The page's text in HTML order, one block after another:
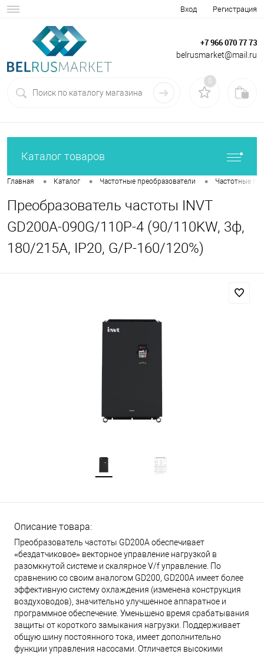
Вход Регистрация
+7 966 070 77 73
belrusmarket@mail.ru
0
Каталог товаров
Главная • Каталог • Частотные преобразователи • Частотные
Преобразователь частоты INVT
GD200A-090G/110P-4 (90/110KW, 3ф,
180/215A, IP20, G/P-160/120%)
Описание товара:
Преобразователь частоты GD200А обеспечивает
«бездатчиковое» векторное управление нагрузкой в
разомкнутой системе и скалярное V/f управление. По
сравнению со своим аналогом GD200, GD200A имеет более
эффективную систему охлаждения (изменена конструкция
воздуховодов), значительно улучшенное аппаратное и
программное обеспечение. Уменьшено время срабатывания
защиты от короткого замыкания нагрузки. Поддерживает
общую шину постоянного тока, имеет дополнительно
функции управления насосами. Отличается высокими